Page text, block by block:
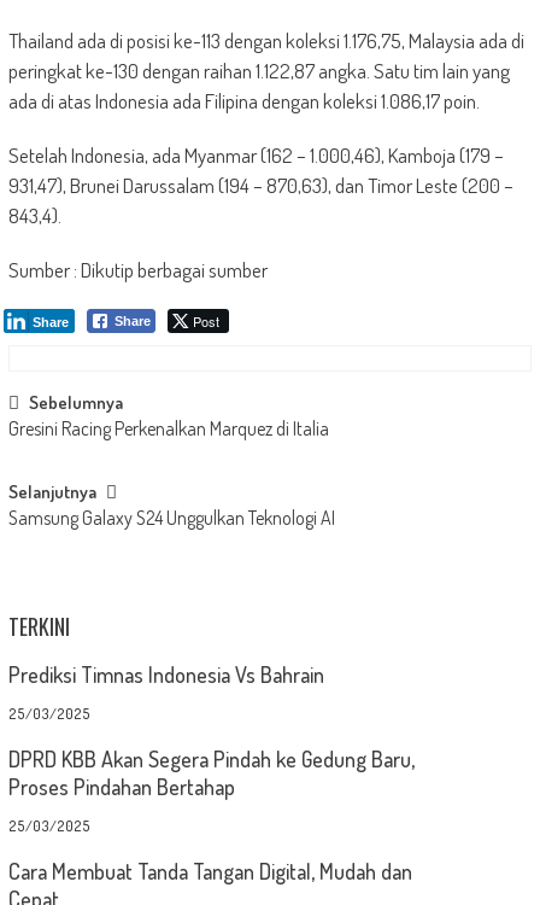
Thailand ada di posisi ke-113 dengan koleksi 1.176,75, Malaysia ada di
peringkat ke-130 dengan raihan 1.122,87 angka. Satu tim lain yang
ada di atas Indonesia ada Filipina dengan koleksi 1.086,17 poin.
Setelah Indonesia, ada Myanmar (162 – 1.000,46), Kamboja (179 –
931,47), Brunei Darussalam (194 – 870,63), dan Timor Leste (200 –
843,4).
Sumber : Dikutip berbagai sumber
Share Post
Share
Post
navigation
Sebelumnya
Gresini Racing Perkenalkan Marquez di Italia
Selanjutnya
Samsung Galaxy S24 Unggulkan Teknologi AI
TERKINI
Prediksi Timnas Indonesia Vs Bahrain
25/03/2025
DPRD KBB Akan Segera Pindah ke Gedung Baru,
Proses Pindahan Bertahap
25/03/2025
Cara Membuat Tanda Tangan Digital, Mudah dan
Cepat